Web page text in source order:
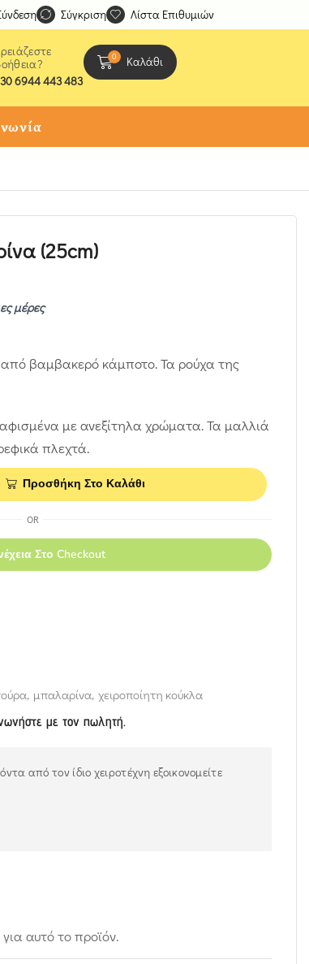
Ανακαλύψτε μοναδικές δημιουργίες από τους
Σύγκριση Λίστα Επιθυμιών
6944 443 483
0 Καλάθι
(25cm)
μέρες
βαμβακερό κάμποτο. Τα ρούχα της
με ανεξίτηλα χρώματα. Τα μαλλιά
πλεχτά.
Προσθήκη Στο Καλάθι
OR
Στο Checkout
, μπαλαρίνα, χειροποίητη κούκλα
με τον πωλητή.
από τον ίδιο χειροτέχνη εξοικονομείτε
αυτό το προϊόν.